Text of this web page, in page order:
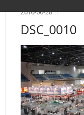
Konferenciaszervezés
Kiállításkivitelezés
Rendezvényszervezés
2016-06-28
DSC_0010